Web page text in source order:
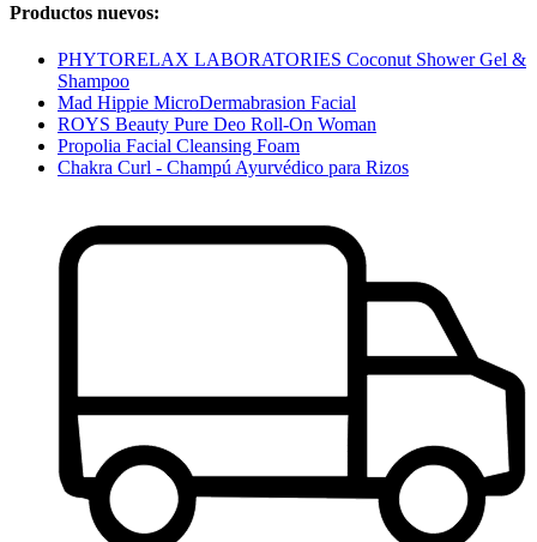
Productos nuevos:
PHYTORELAX LABORATORIES Coconut Shower Gel &
Shampoo
Mad Hippie MicroDermabrasion Facial
ROYS Beauty Pure Deo Roll-On Woman
Propolia Facial Cleansing Foam
Chakra Curl - Champú Ayurvédico para Rizos